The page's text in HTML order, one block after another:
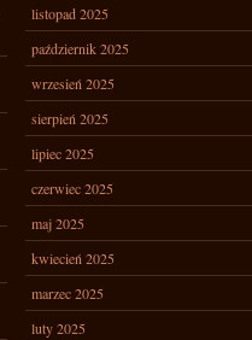
listopad 2025
październik 2025
wrzesień 2025
sierpień 2025
lipiec 2025
czerwiec 2025
maj 2025
kwiecień 2025
marzec 2025
luty 2025